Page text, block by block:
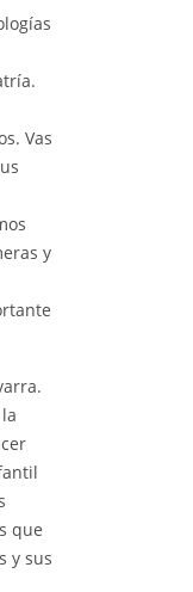
Vas
y
que
y sus